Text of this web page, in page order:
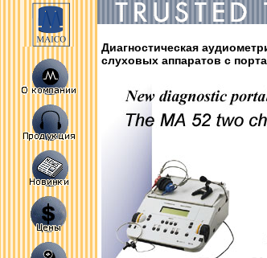
Диагностическая
слуховых аппаратов с